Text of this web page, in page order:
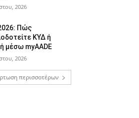
2026
Πώς
ΚΥΔ ή
μέσω myAADE
2026
περισσοτέρων